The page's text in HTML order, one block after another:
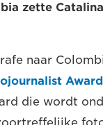
zette
naar
Award
die wordt